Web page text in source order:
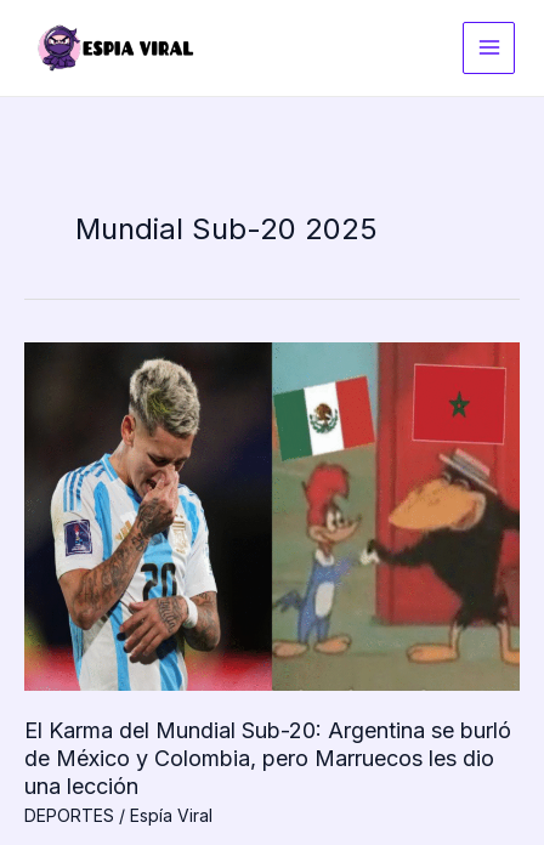
contenido
Mundial Sub-20 2025
El Karma del Mundial Sub-20: Argentina se burló
de México y Colombia, pero Marruecos les dio
una lección
DEPORTES / Espía Viral